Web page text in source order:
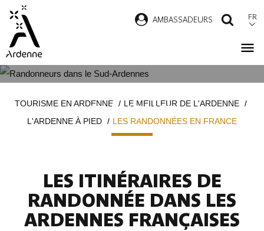
contenu
principal
AMBASSADEURS FR
FRANÇAISE
d'ArianeTOURISME EN ARDENNE
LE MEILLEUR DE L'ARDENNE
L'ARDENNE À PIED
LES RANDONNÉES EN FRANCE
LES ITINÉRAIRES DE
RANDONNÉE DANS LES
ARDENNES FRANÇAISES